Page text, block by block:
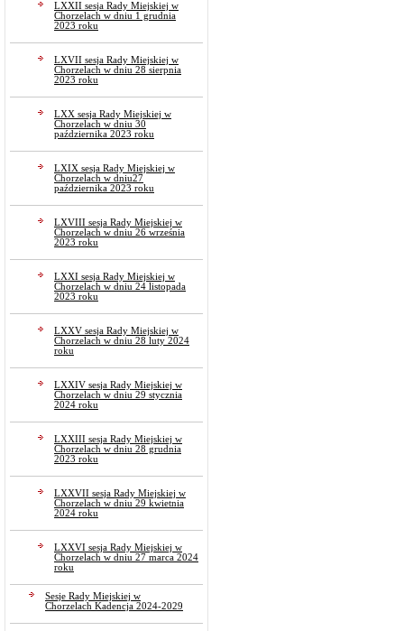
LXXII sesja Rady Miejskiej w
Chorzelach w dniu 1 grudnia
2023 roku
LXVII sesja Rady Miejskiej w
Chorzelach w dniu 28 sierpnia
2023 roku
LXX sesja Rady Miejskiej w
Chorzelach w dniu 30
października 2023 roku
LXIX sesja Rady Miejskiej w
Chorzelach w dniu27
października 2023 roku
LXVIII sesja Rady Miejskiej w
Chorzelach w dniu 26 września
2023 roku
LXXI sesja Rady Miejskiej w
Chorzelach w dniu 24 listopada
2023 roku
LXXV sesja Rady Miejskiej w
Chorzelach w dniu 28 luty 2024
roku
LXXIV sesja Rady Miejskiej w
Chorzelach w dniu 29 stycznia
2024 roku
LXXIII sesja Rady Miejskiej w
Chorzelach w dniu 28 grudnia
2023 roku
LXXVII sesja Rady Miejskiej w
Chorzelach w dniu 29 kwietnia
2024 roku
LXXVI sesja Rady Miejskiej w
Chorzelach w dniu 27 marca 2024
roku
Sesje Rady Miejskiej w
Chorzelach Kadencja 2024-2029